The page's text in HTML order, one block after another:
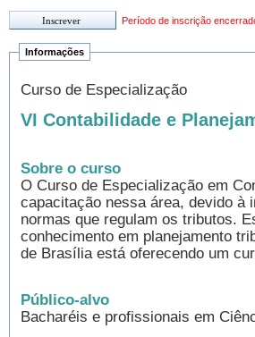
Período de inscrição
Informações
Curso de Especialização
VI Contabilidade e
Sobre o curso
O Curso de Especialização em
capacitação nessa área, devido à
normas que regulam os tributos.
conhecimento em planejamento
de Brasília está oferecendo um
Público-alvo
Bacharéis e profissionais em